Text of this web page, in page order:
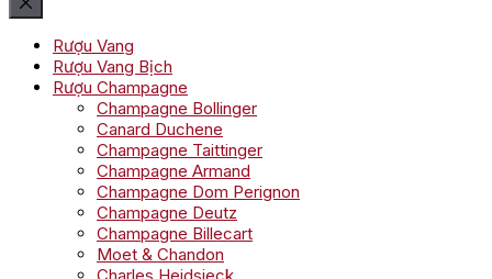
Rượu Vang
Rượu Vang Bịch
Rượu Champagne
Champagne Bollinger
Canard Duchene
Champagne Taittinger
Champagne Armand
Champagne Dom Perignon
Champagne Deutz
Champagne Billecart
Moet & Chandon